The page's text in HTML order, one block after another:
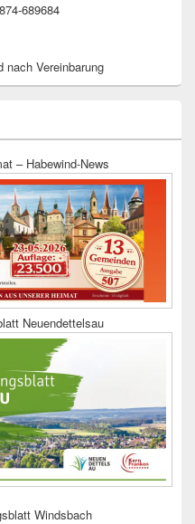
689684
nach Vereinbarung
– Habewind-News
Neuendettelsau
Windsbach